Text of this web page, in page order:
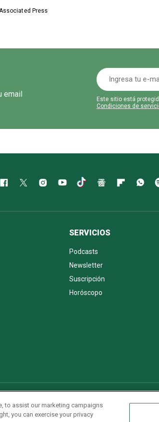
Press
email
Este sitio está
Condiciones de
SERVICIOS
Podcasts
Newsletter
Suscripción
Horóscopo
Advertise with us Newsletters Sitemap
to assist our marketing campaigns
you can exercise your privacy